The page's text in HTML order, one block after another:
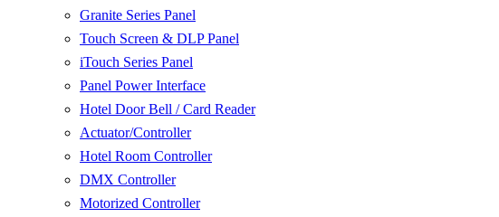
Granite Series Panel
Touch Screen & DLP Panel
iTouch Series Panel
Panel Power Interface
Hotel Door Bell / Card Reader
Actuator/Controller
Hotel Room Controller
DMX Controller
Motorized Controller